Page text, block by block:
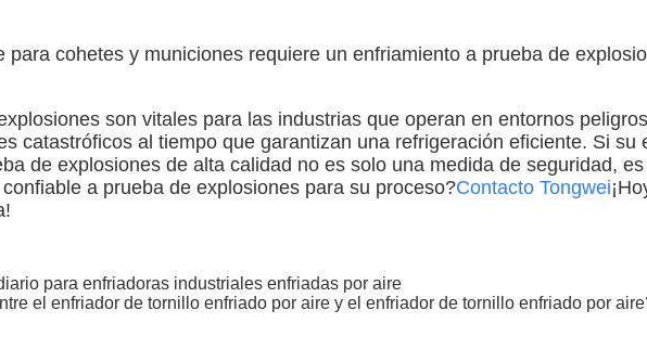
para cohetes y municiones requiere un enfriamiento a prueba de
son vitales para las industrias que operan en entornos
catastróficos al tiempo que garantizan una refrigeración eficiente. Si
de explosiones de alta calidad no es solo una medida de seguridad,
a prueba de explosiones para su proceso?Contacto Tongwei
para enfriadoras industriales enfriadas por aire
el enfriador de tornillo enfriado por aire y el enfriador de tornillo enfriado por